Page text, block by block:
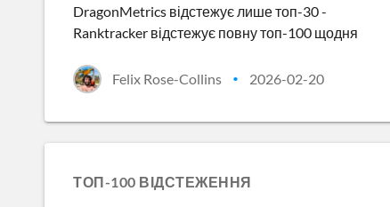
DragonMetrics відстежує лише топ-30 -
Ranktracker відстежує повну топ-100 щодня
Felix Rose-Collins • 2026-02-20
ТОП-100 ВІДСТЕЖЕННЯ